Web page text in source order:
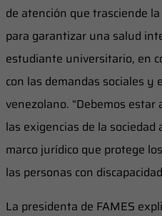
de atención que trasciende
para garantizar una salud
estudiante universitario, en
con las demandas sociales y
venezolano. “Debemos estar
las exigencias de la sociedad
marco jurídico que protege
las personas con
La presidenta de FAMES